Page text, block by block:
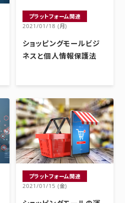
プラットフォーム関連
2021/01/18 (月)
ショッピングモールビジ
ネスと個人情報保護法
プラットフォーム関連
2021/01/15 (金)